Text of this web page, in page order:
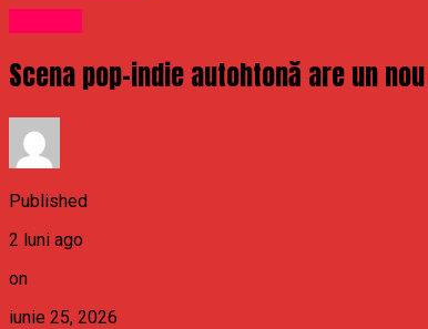
Scena pop-indie autohtonă are un
Published
2 luni ago
on
iunie 25, 2026